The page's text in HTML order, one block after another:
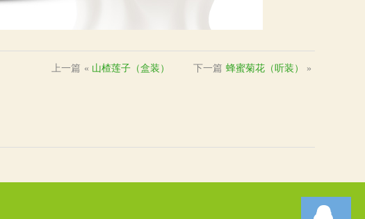
上一篇 « 山楂莲子（盒装） 下一篇 蜂蜜菊花（听装） »